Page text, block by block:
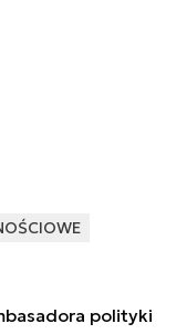
polityki